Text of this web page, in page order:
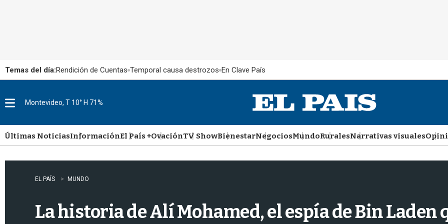
Temas del día:Rendición de Cuentas Temporal causa destrozos En Clave País
u
Montevideo, T 10° H 71%
Últimas NoticiasInformaciónEl País +OvaciónTV ShowBienestarNegociosMundoRuralesNarrativas visuales
EL PAÍS MUNDO
La historia de Alí Mohamed, el espía de Bin Laden